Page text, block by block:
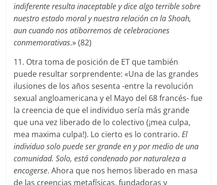
indiferente resulta inaceptable y dice algo terrible sobre
nuestro estado moral y nuestra relación cn la Shoah,
aun cuando nos atiborremos de celebraciones
conmemorativas.» (82)
11. Otra toma de posición de ET que también
puede resultar sorprendente: «Una de las grandes
ilusiones de los años sesenta -entre la revolución
sexual angloamericana y el Mayo del 68 francés- fue
la creencia de que el individuo sería más grande
que una vez liberado de lo colectivo (¡mea culpa,
mea maxima culpa!). Lo cierto es lo contrario.El
individuo solo puede ser grande en y por medio de una
comunidad. Solo, está condenado por naturaleza a
encogerse. Ahora que nos hemos liberado en masa
de las creencias metafísicas, fundadoras y